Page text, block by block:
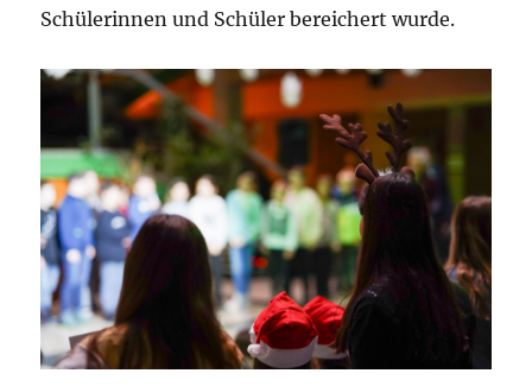
Schülerinnen und Schüler bereichert wurde.